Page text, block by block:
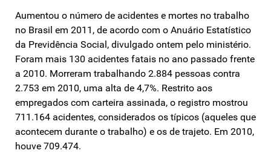
Aumentou o número de acidentes e mortes no trabalho
no Brasil em 2011, de acordo com o Anuário Estatístico
da Previdência Social, divulgado ontem pelo ministério.
Foram mais 130 acidentes fatais no ano passado frente
a 2010. Morreram trabalhando 2.884 pessoas contra
2.753 em 2010, uma alta de 4,7%. Restrito aos
empregados com carteira assinada, o registro mostrou
711.164 acidentes, considerados os típicos (aqueles que
acontecem durante o trabalho) e os de trajeto. Em 2010,
houve 709.474.